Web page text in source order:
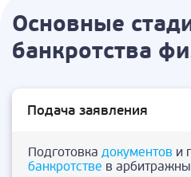
Основные
банкротства
Подача заявления
Подготовка документов и
банкротстве в